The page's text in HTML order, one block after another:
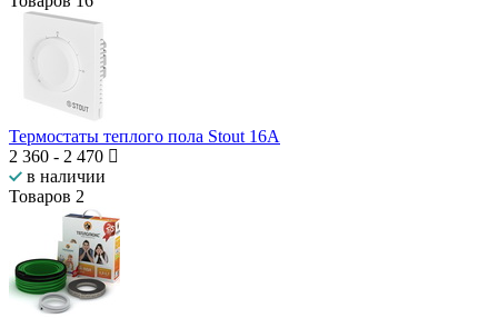
Термостаты теплого пола Stout 16А
2 360 - 2 470
в наличии
Товаров 2